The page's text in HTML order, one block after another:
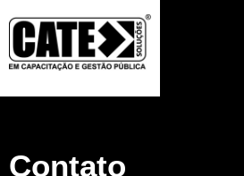
Contato